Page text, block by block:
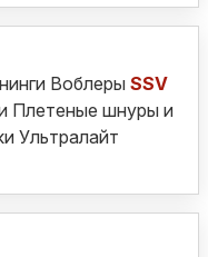
Воблеры SSV
Плетеные шнуры и
Ультралайт